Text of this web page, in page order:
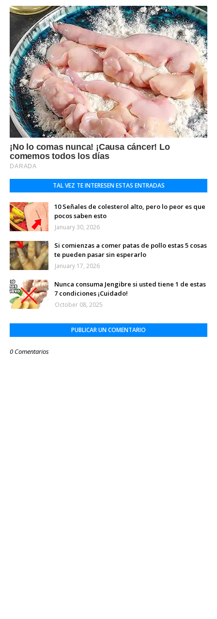
TAL VEZ TE INTERESEN ESTAS ENTRADAS
10 Señales de colesterol alto, pero lo peor es que
pocos saben esto
January 30, 2026
Si comienzas a comer patas de pollo estas 5 cosas
te pueden pasar sin esperarlo
January 17, 2026
Nunca consuma Jengibre si usted tiene 1 de estas
7 condiciones ¡Cuidado!
October 08, 2025
PUBLICAR UN COMENTARIO
0 Comentarios